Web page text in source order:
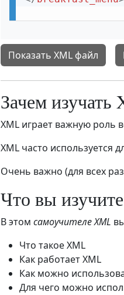
Показать XML файл
Зачем изучать
XML играет важную роль
XML часто используется
Очень важно (для всех
Что вы изучите
В этом самоучителе XML
Что такое XML
Как работает XML
Как можно
Для чего можно